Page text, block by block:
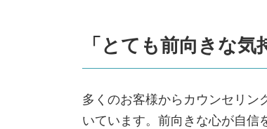
「とても前向きな気
多くのお客様からカウンセリ
いています。前向きな心が自信